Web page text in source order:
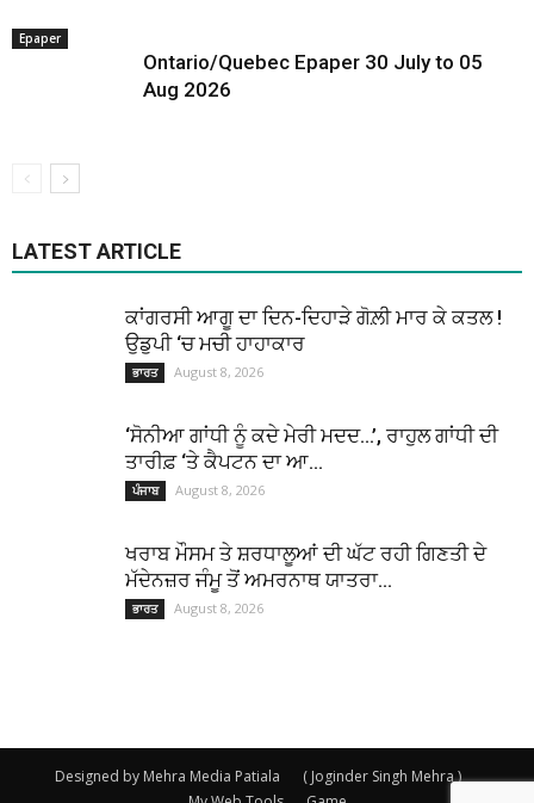
Epaper
Ontario/Quebec Epaper 30 July to 05
Aug 2026
LATEST ARTICLE
ਕਾਂਗਰਸੀ ਆਗੂ ਦਾ ਦਿਨ-ਦਿਹਾੜੇ ਗੋਲ਼ੀ ਮਾਰ ਕੇ ਕਤਲ !
ਉਡੁਪੀ ‘ਚ ਮਚੀ ਹਾਹਾਕਾਰ
ਭਾਰਤ August 8, 2026
‘ਸੋਨੀਆ ਗਾਂਧੀ ਨੂੰ ਕਦੇ ਮੇਰੀ ਮਦਦ…’, ਰਾਹੁਲ ਗਾਂਧੀ ਦੀ
ਤਾਰੀਫ਼ ‘ਤੇ ਕੈਪਟਨ ਦਾ ਆ...
ਪੰਜਾਬ August 8, 2026
ਖਰਾਬ ਮੌਸਮ ਤੇ ਸ਼ਰਧਾਲੂਆਂ ਦੀ ਘੱਟ ਰਹੀ ਗਿਣਤੀ ਦੇ
ਮੱਦੇਨਜ਼ਰ ਜੰਮੂ ਤੋਂ ਅਮਰਨਾਥ ਯਾਤਰਾ...
ਭਾਰਤ August 8, 2026
Designed by Mehra Media Patiala
( Joginder Singh Mehra )